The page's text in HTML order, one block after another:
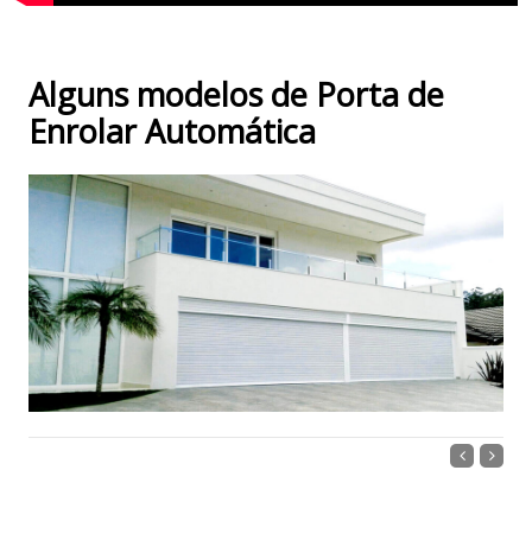
Alguns modelos de Porta de
Enrolar Automática